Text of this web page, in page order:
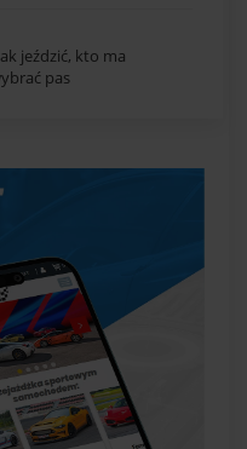
jeździć, kto ma
pas